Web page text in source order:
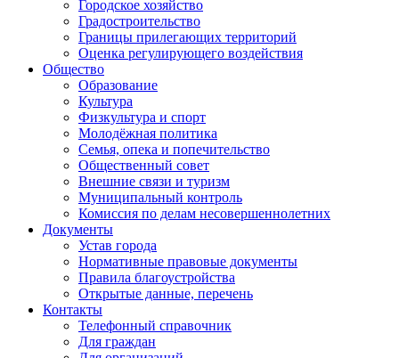
Городское хозяйство
Градостроительство
Границы прилегающих территорий
Оценка регулирующего воздействия
Общество
Образование
Культура
Физкультура и спорт
Молодёжная политика
Семья, опека и попечительство
Общественный совет
Внешние связи и туризм
Муниципальный контроль
Комиссия по делам несовершеннолетних
Документы
Устав города
Нормативные правовые документы
Правила благоустройства
Открытые данные, перечень
Контакты
Телефонный справочник
Для граждан